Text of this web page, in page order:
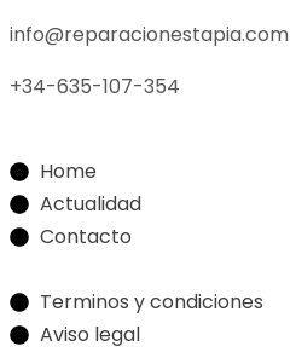
info@reparacionestapia.com
+34-635-107-354
Home
Actualidad
Contacto
Terminos y condiciones
Aviso legal